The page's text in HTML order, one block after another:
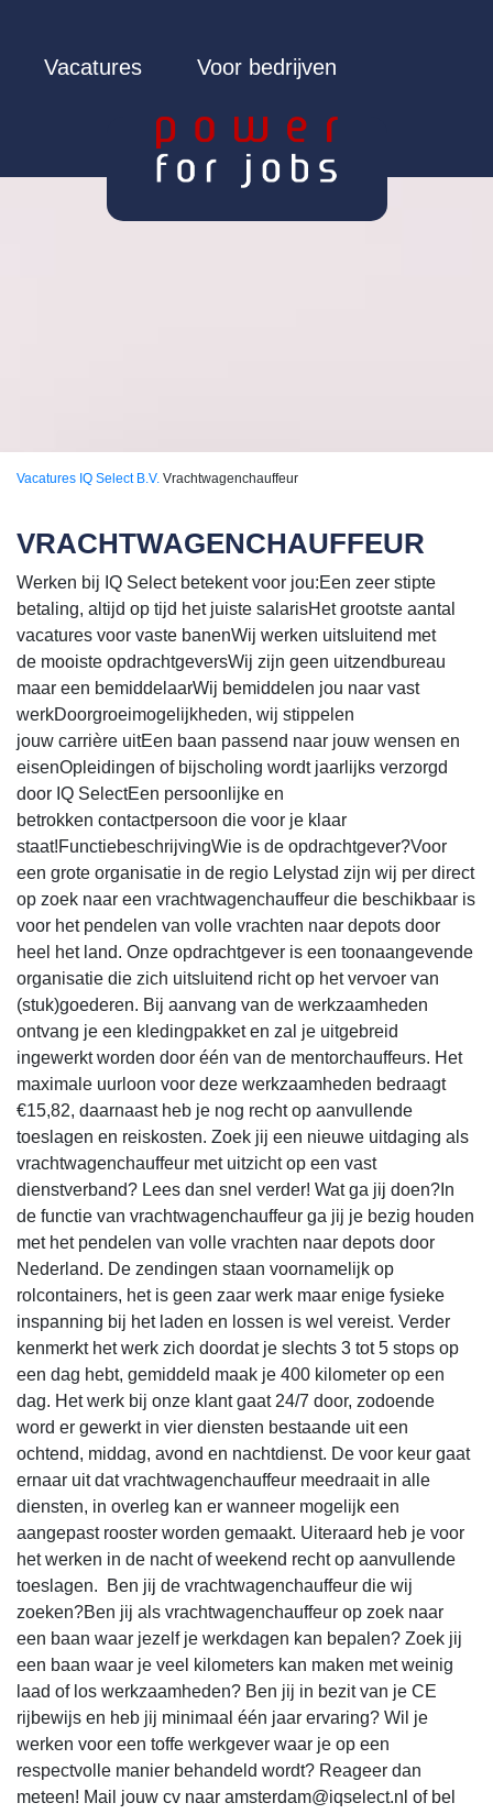
Vacatures Voor bedrijven
Vacatures IQ Select B.V. Vrachtwagenchauffeur
VRACHTWAGENCHAUFFEUR
Werken bij IQ Select betekent voor jou:Een zeer stipte
betaling, altijd op tijd het juiste salarisHet grootste aantal
vacatures voor vaste banenWij werken uitsluitend met
de mooiste opdrachtgeversWij zijn geen uitzendbureau
maar een bemiddelaarWij bemiddelen jou naar vast
werkDoorgroeimogelijkheden, wij stippelen
jouw carrière uitEen baan passend naar jouw wensen en
eisenOpleidingen of bijscholing wordt jaarlijks verzorgd
door IQ SelectEen persoonlijke en
betrokken contactpersoon die voor je klaar
staat!FunctiebeschrijvingWie is de opdrachtgever?Voor
een grote organisatie in de regio Lelystad zijn wij per direct
op zoek naar een vrachtwagenchauffeur die beschikbaar is
voor het pendelen van volle vrachten naar depots door
heel het land. Onze opdrachtgever is een toonaangevende
organisatie die zich uitsluitend richt op het vervoer van
(stuk)goederen. Bij aanvang van de werkzaamheden
ontvang je een kledingpakket en zal je uitgebreid
ingewerkt worden door één van de mentorchauffeurs. Het
maximale uurloon voor deze werkzaamheden bedraagt
€15,82, daarnaast heb je nog recht op aanvullende
toeslagen en reiskosten. Zoek jij een nieuwe uitdaging als
vrachtwagenchauffeur met uitzicht op een vast
dienstverband? Lees dan snel verder! Wat ga jij doen?In
de functie van vrachtwagenchauffeur ga jij je bezig houden
met het pendelen van volle vrachten naar depots door
Nederland. De zendingen staan voornamelijk op
rolcontainers, het is geen zaar werk maar enige fysieke
inspanning bij het laden en lossen is wel vereist. Verder
kenmerkt het werk zich doordat je slechts 3 tot 5 stops op
een dag hebt, gemiddeld maak je 400 kilometer op een
dag. Het werk bij onze klant gaat 24/7 door, zodoende
word er gewerkt in vier diensten bestaande uit een
ochtend, middag, avond en nachtdienst. De voor keur gaat
ernaar uit dat vrachtwagenchauffeur meedraait in alle
diensten, in overleg kan er wanneer mogelijk een
aangepast rooster worden gemaakt. Uiteraard heb je voor
het werken in de nacht of weekend recht op aanvullende
toeslagen. Ben jij de vrachtwagenchauffeur die wij
zoeken?Ben jij als vrachtwagenchauffeur op zoek naar
een baan waar jezelf je werkdagen kan bepalen? Zoek jij
een baan waar je veel kilometers kan maken met weinig
laad of los werkzaamheden? Ben jij in bezit van je CE
rijbewijs en heb jij minimaal één jaar ervaring? Wil je
werken voor een toffe werkgever waar je op een
respectvolle manier behandeld wordt? Reageer dan
meteen! Mail jouw cv naar amsterdam@iqselect.nl of bel